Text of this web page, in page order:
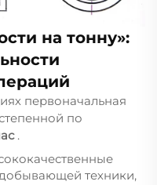
на тонну»:
первоначальная
по
.
техники,